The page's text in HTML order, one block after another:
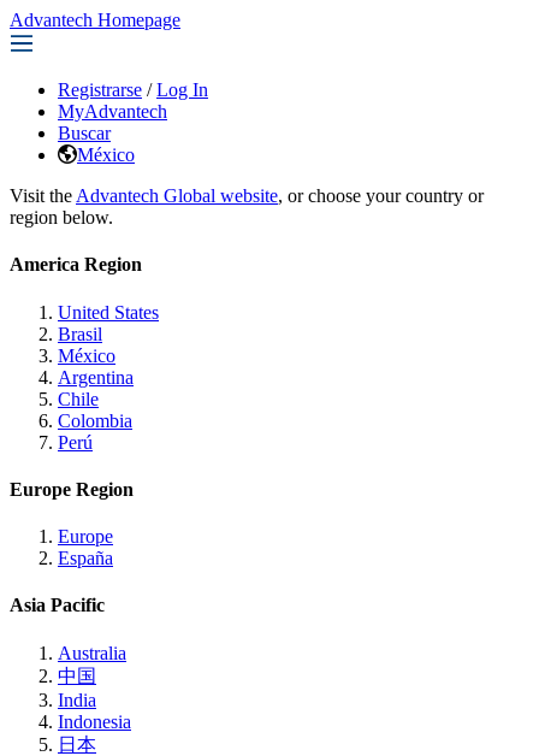
Advantech Homepage
Registrarse / Log In
MyAdvantech
Buscar
México
Visit the Advantech Global website, or choose your country or
region below.
America Region
United States
Brasil
México
Argentina
Chile
Colombia
Perú
Europe Region
Europe
España
Asia Pacific
Australia
中国
India
Indonesia
日本